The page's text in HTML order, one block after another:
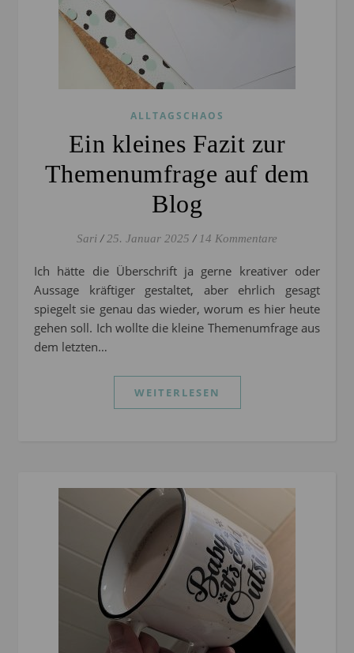
ALLTAGSCHAOS
Ein kleines Fazit zur
Themenumfrage auf dem
Blog
Sari / 25. Januar 2025 / 14 Kommentare
Ich hätte die Überschrift ja gerne kreativer oder
Aussage kräftiger gestaltet, aber ehrlich gesagt
spiegelt sie genau das wieder, worum es hier heute
gehen soll. Ich wollte die kleine Themenumfrage aus
dem letzten…
WEITERLESEN